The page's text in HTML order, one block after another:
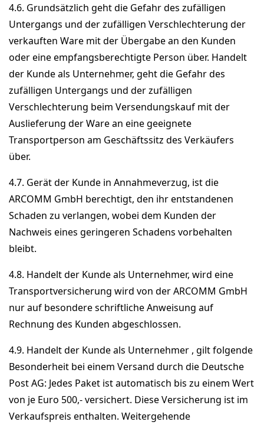
4.6. Grundsätzlich geht die Gefahr des zufälligen
Untergangs und der zufälligen Verschlechterung der
verkauften Ware mit der Übergabe an den Kunden
oder eine empfangsberechtigte Person über. Handelt
der Kunde als Unternehmer, geht die Gefahr des
zufälligen Untergangs und der zufälligen
Verschlechterung beim Versendungskauf mit der
Auslieferung der Ware an eine geeignete
Transportperson am Geschäftssitz des Verkäufers
über.
4.7. Gerät der Kunde in Annahmeverzug, ist die
ARCOMM GmbH berechtigt, den ihr entstandenen
Schaden zu verlangen, wobei dem Kunden der
Nachweis eines geringeren Schadens vorbehalten
bleibt.
4.8. Handelt der Kunde als Unternehmer, wird eine
Transportversicherung wird von der ARCOMM GmbH
nur auf besondere schriftliche Anweisung auf
Rechnung des Kunden abgeschlossen.
4.9. Handelt der Kunde als Unternehmer , gilt folgende
Besonderheit bei einem Versand durch die Deutsche
Post AG: Jedes Paket ist automatisch bis zu einem Wert
von je Euro 500,- versichert. Diese Versicherung ist im
Verkaufspreis enthalten. Weitergehende